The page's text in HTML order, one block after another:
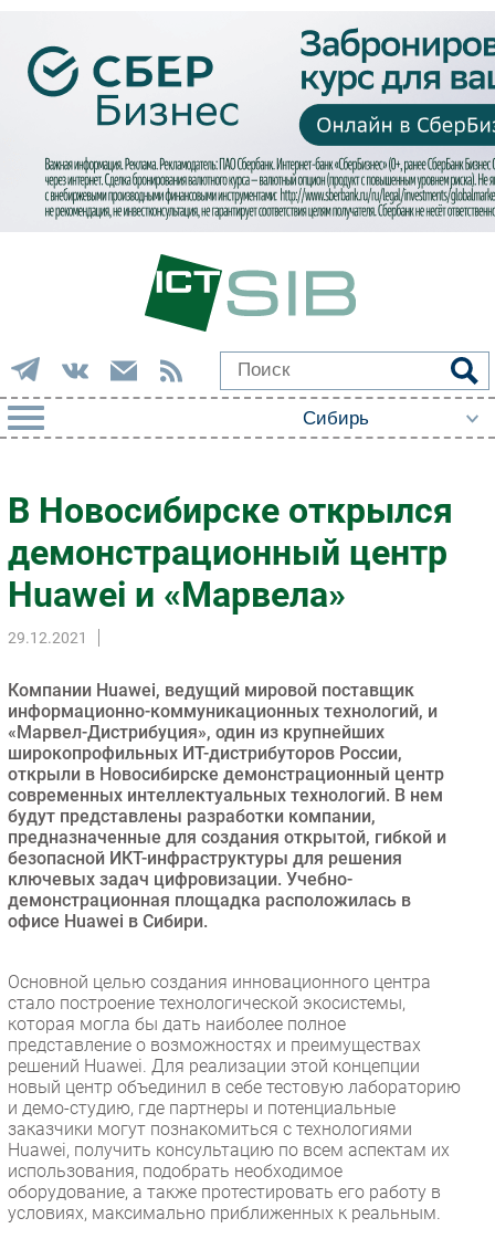
Импорто­замещение
Автоматизация Промышленности
Интернет
Фиксированная связь
Интеграция
Рынок ПК
Маркетинг
Торговые сети
Оборудование
ПО
Outsourcing
Кадры
Регулирование
Web
Безопасность
Инновации
CIO/Управление ИТ
Гаджеты
Здоровье
РАЗДЕЛЫ
В Новосибирске открылся
демонстрационный центр
Huawei и «Марвела»
29.12.2021
Компании Huawei, ведущий мировой поставщик
информационно-коммуникационных технологий, и
«Марвел-Дистрибуция», один из крупнейших
широкопрофильных ИТ-дистрибуторов России,
открыли в Новосибирске демонстрационный центр
современных интеллектуальных технологий. В нем
будут представлены разработки компании,
предназначенные для создания открытой, гибкой и
безопасной ИКТ-инфраструктуры для решения
ключевых задач цифровизации. Учебно-
демонстрационная площадка расположилась в
офисе Huawei в Сибири.
Основной целью создания инновационного центра
стало построение технологической экосистемы,
которая могла бы дать наиболее полное
представление о возможностях и преимуществах
решений Huawei. Для реализации этой концепции
новый центр объединил в себе тестовую лабораторию
и демо-студию, где партнеры и потенциальные
заказчики могут познакомиться с технологиями
Huawei, получить консультацию по всем аспектам их
использования, подобрать необходимое
оборудование, а также протестировать его работу в
условиях, максимально приближенных к реальным.